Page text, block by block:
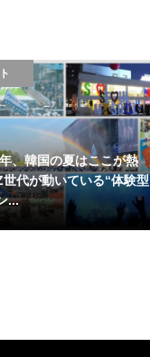
、韓国の夏はここが熱
世代が動いている“体験型
...